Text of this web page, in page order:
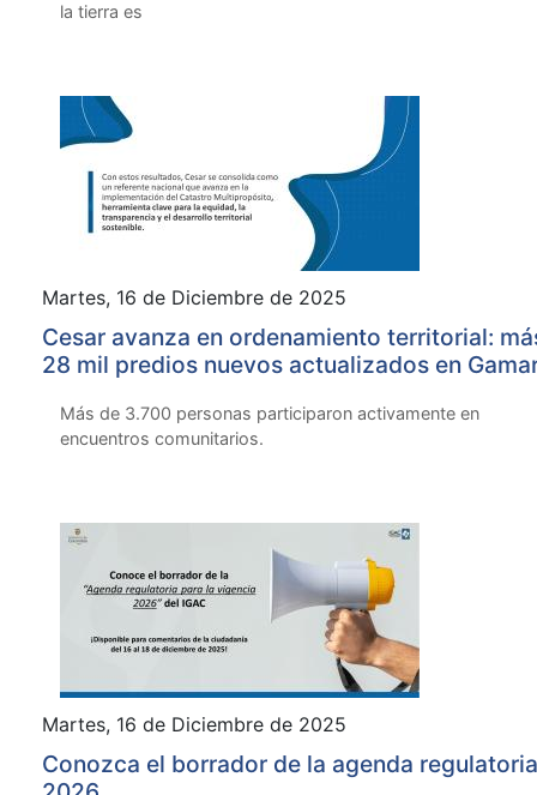
la tierra es
Martes, 16 de Diciembre de 2025
Cesar avanza en ordenamiento territorial:
28 mil predios nuevos actualizados en
Multipropósito
Más de 3.700 personas participaron activamente en
encuentros comunitarios.
Martes, 16 de Diciembre de 2025
Conozca el borrador de la agenda regulatoria